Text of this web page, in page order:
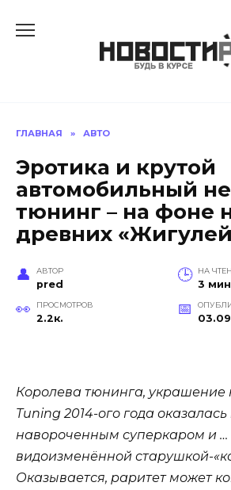
ГЛАВНАЯ » АВТО
Эротика и крутой
автомобильный
тюнинг – на фоне
древних
АВТОР
pred
НА
3 мин
ПРОСМОТРОВ
2.2к.
Королева тюнинга, украшение
Tuning 2014-ого года оказалась
навороченным суперкаром и …
видоизменённой старушкой-
Оказывается, раритет может